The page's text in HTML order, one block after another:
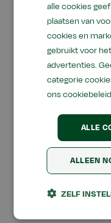
verlaging van
de bijbehorende
voorbeelden
ontwikkelingen
bieden om
brongericht - op
Bestaande en
komen hierbij
initiatieven
alle cookies
plaatsen van
cookies en
gebruikt voor
advertenties.
categorie
ons
ALLE
ALLEEN
ZELF